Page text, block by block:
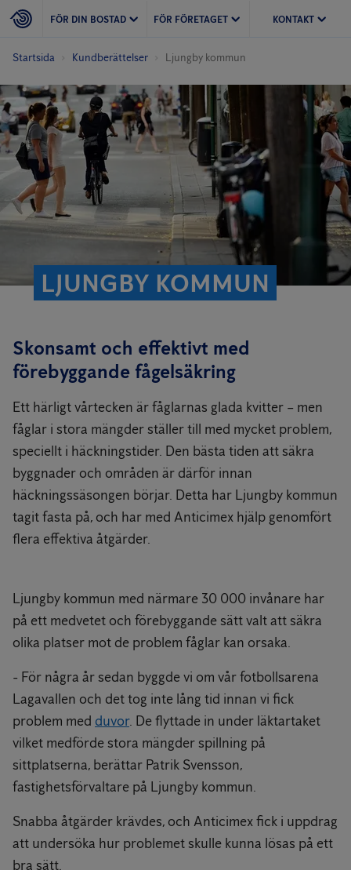
FÖR DIN BOSTAD FÖR FÖRETAGET KONTAKT
Startsida Kundberättelser Ljungby kommun
LJUNGBY KOMMUN
Skonsamt och effektivt med
förebyggande fågelsäkring
Ett härligt vårtecken är fåglarnas glada kvitter – men
fåglar i stora mängder ställer till med mycket problem,
speciellt i häckningstider. Den bästa tiden att säkra
byggnader och områden är därför innan
häckningssäsongen börjar. Detta har Ljungby kommun
tagit fasta på, och har med Anticimex hjälp genomfört
flera effektiva åtgärder.
Ljungby kommun med närmare 30 000 invånare har
på ett medvetet och förebyggande sätt valt att säkra
olika platser mot de problem fåglar kan orsaka.
- För några år sedan byggde vi om vår fotbollsarena
Lagavallen och det tog inte lång tid innan vi fick
problem med duvor. De flyttade in under läktartaket
vilket medförde stora mängder spillning på
sittplatserna, berättar Patrik Svensson,
fastighetsförvaltare på Ljungby kommun.
Snabba åtgärder krävdes, och Anticimex fick i uppdrag
att undersöka hur problemet skulle kunna lösas på ett
bra sätt.